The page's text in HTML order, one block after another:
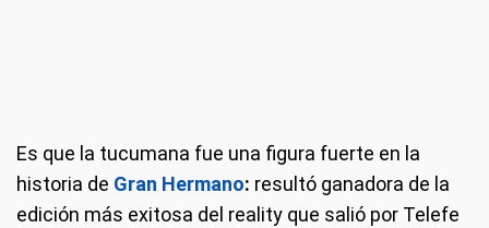
Es que la tucumana fue una figura fuerte en la
historia de Gran Hermano: resultó ganadora de la
edición más exitosa del reality que salió por Telefe